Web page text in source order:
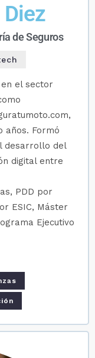
de Seguros
el sector
años. Formó
desarrollo del
digital entre
PDD por
ESIC, Máster
Ejecutivo